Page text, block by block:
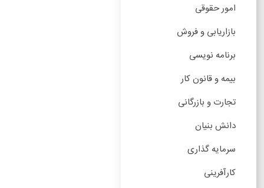
امور حقوقی
بازاریابی و فروش
برنامه نویسی
بیمه و قانون کار
تجارت و بازرگانی
دانش بنیان
سرمایه گذاری
کارآفرینی